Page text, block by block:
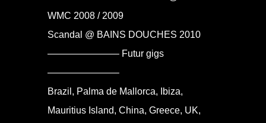
WMC 2008 / 2009
Scandal @ BAINS DOUCHES 2010
———————– Futur gigs
———————–
Brazil, Palma de Mallorca, Ibiza,
Mauritius Island, China, Greece, UK,